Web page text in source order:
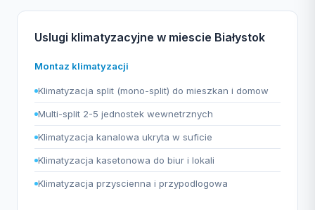
Uslugi klimatyzacyjne w miescie Białystok
Montaz klimatyzacji
Klimatyzacja split (mono-split) do mieszkan i domow
Multi-split 2-5 jednostek wewnetrznych
Klimatyzacja kanalowa ukryta w suficie
Klimatyzacja kasetonowa do biur i lokali
Klimatyzacja przyscienna i przypodlogowa